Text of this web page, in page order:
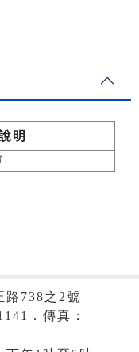
明
路738之2號
．傳真：